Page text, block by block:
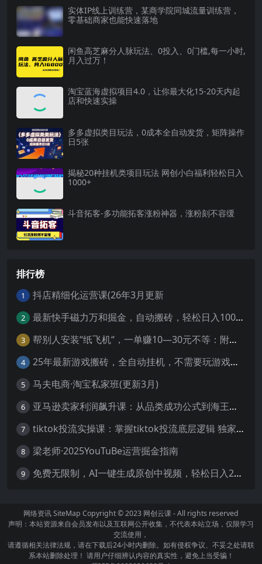
实体IP线上训练营，某商学院同城流量训练营，
零基础商家也能快速落地
闲鱼高芝麻分人脉玩法、0投入、0门槛,每一小时,
月入过万！
淘宝蓝海虚拟项目4.0，让你最大化15-20天内起
店和快速实操
多多虚拟类目玩法，0成本全自动发货，矩阵操作
日5张
揭秘20种挂机类项目玩法 网创小白福利轻松日入
1000+
斗音拓客-多功能拓客涨粉神器，涨粉刻不容缓
排行榜
1 抖店精细化运营课(26年3月更新
2 最新快手磁力万和掘金，自动搬砖，轻松日入100-200，操作简单
3 帮别人安装“纸飞机“，一单赚10—30元不等：附：免费节点
4 25年最新游戏搬砖，全自动挂机，不需要玩游戏，单手机操作日入300+
5 马夫电商·淘宝私家班(更新3月)
6 亚马逊卖家利润飙升课：从品类成功公式到海王打法，让每个SKU都成爆款一路飙升(更新26年3月
7 tiktok投流实操课：掌握tiktok投流底层逻辑 独家TK投流玩法
8 梁老师·2025YouTuBe运营掘金指南
9 免费无限制，AI一键生成原创中视频，轻松日入2000+，超简单，可矩阵，…
网络资讯SiteMap Copyright © 2023 网创云课- All rights reserved
声明：本站资源来自会员发布以及互联网公开收集，不代表本站立场，仅限学习
交流使用，
请遵循相关法律法规，请在下载后24小时内删除。如有侵权争议、不妥之处请联
系本站删除处理！ 请用户仔细辨认内容的真实性，避免上当受骗！